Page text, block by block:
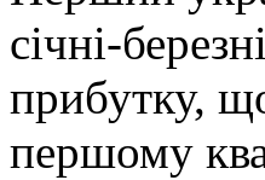
січні-
прибутку,
першому